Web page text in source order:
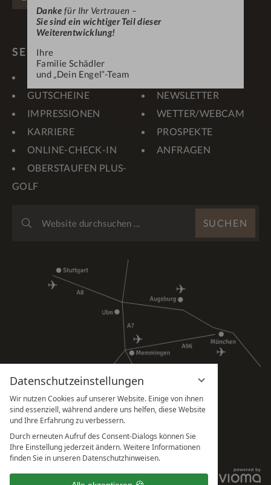
Datenschutzeinstellungen
Wir nutzen Cookies auf unserer Website. Einige von ihnen
sind essenziell, während andere uns helfen, diese Website
und Ihre Erfahrung zu verbessern.
Durch erneuten Aufruf des Consent-Dialogs können Sie
Ihre Einstellung jederzeit ändern. Weitere Informationen
finden Sie in unseren Datenschutzhinweisen.
Dankefür Ihr Vertrauen –
Sie sind ein wichtiger Teil dieser
Weiterentwicklung!
Ihre
Familie Schädler
und „Dein Engel“-Team
SERVICE & LINKS
KONTAKT
GUTSCHEINE
NEWSLETTER
IMPRESSIONEN
WETTER/WEBCAM
KARRIERE
PROSPEKTE
ONLINE-CHECK-IN
ANFRAGEN
OBERSTAUFEN PLUS-
GOLF
DURCHSUCHEN
SUCHEN
IMPRESSUM